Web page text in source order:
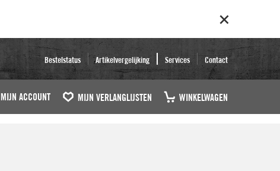
Bestelstatus Artikelvergelijking Services Contact
MIJN ACCOUNT MIJN VERLANGLIJSTEN WINKELWAGEN